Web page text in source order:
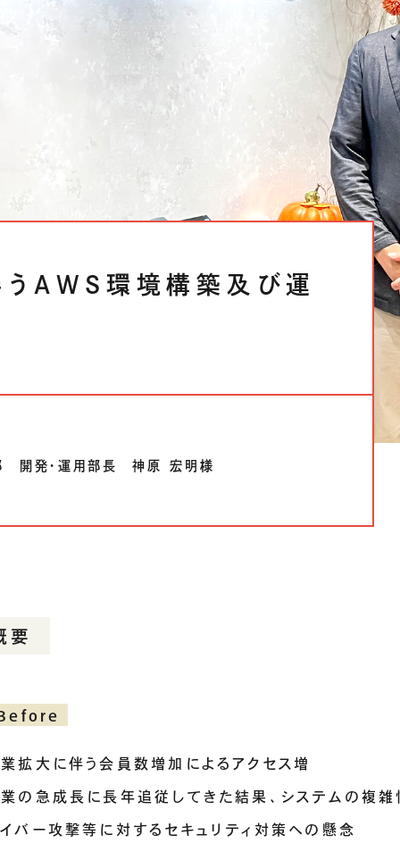
ナビリティ
AWS環境構築及び運
開発・運用部長 神原 宏明様
要
業拡大に伴う会員数増加によるアクセス増
業の急成長に長年追従してきた結果、システムの複
イバー攻撃等に対するセキュリティ対策への懸念